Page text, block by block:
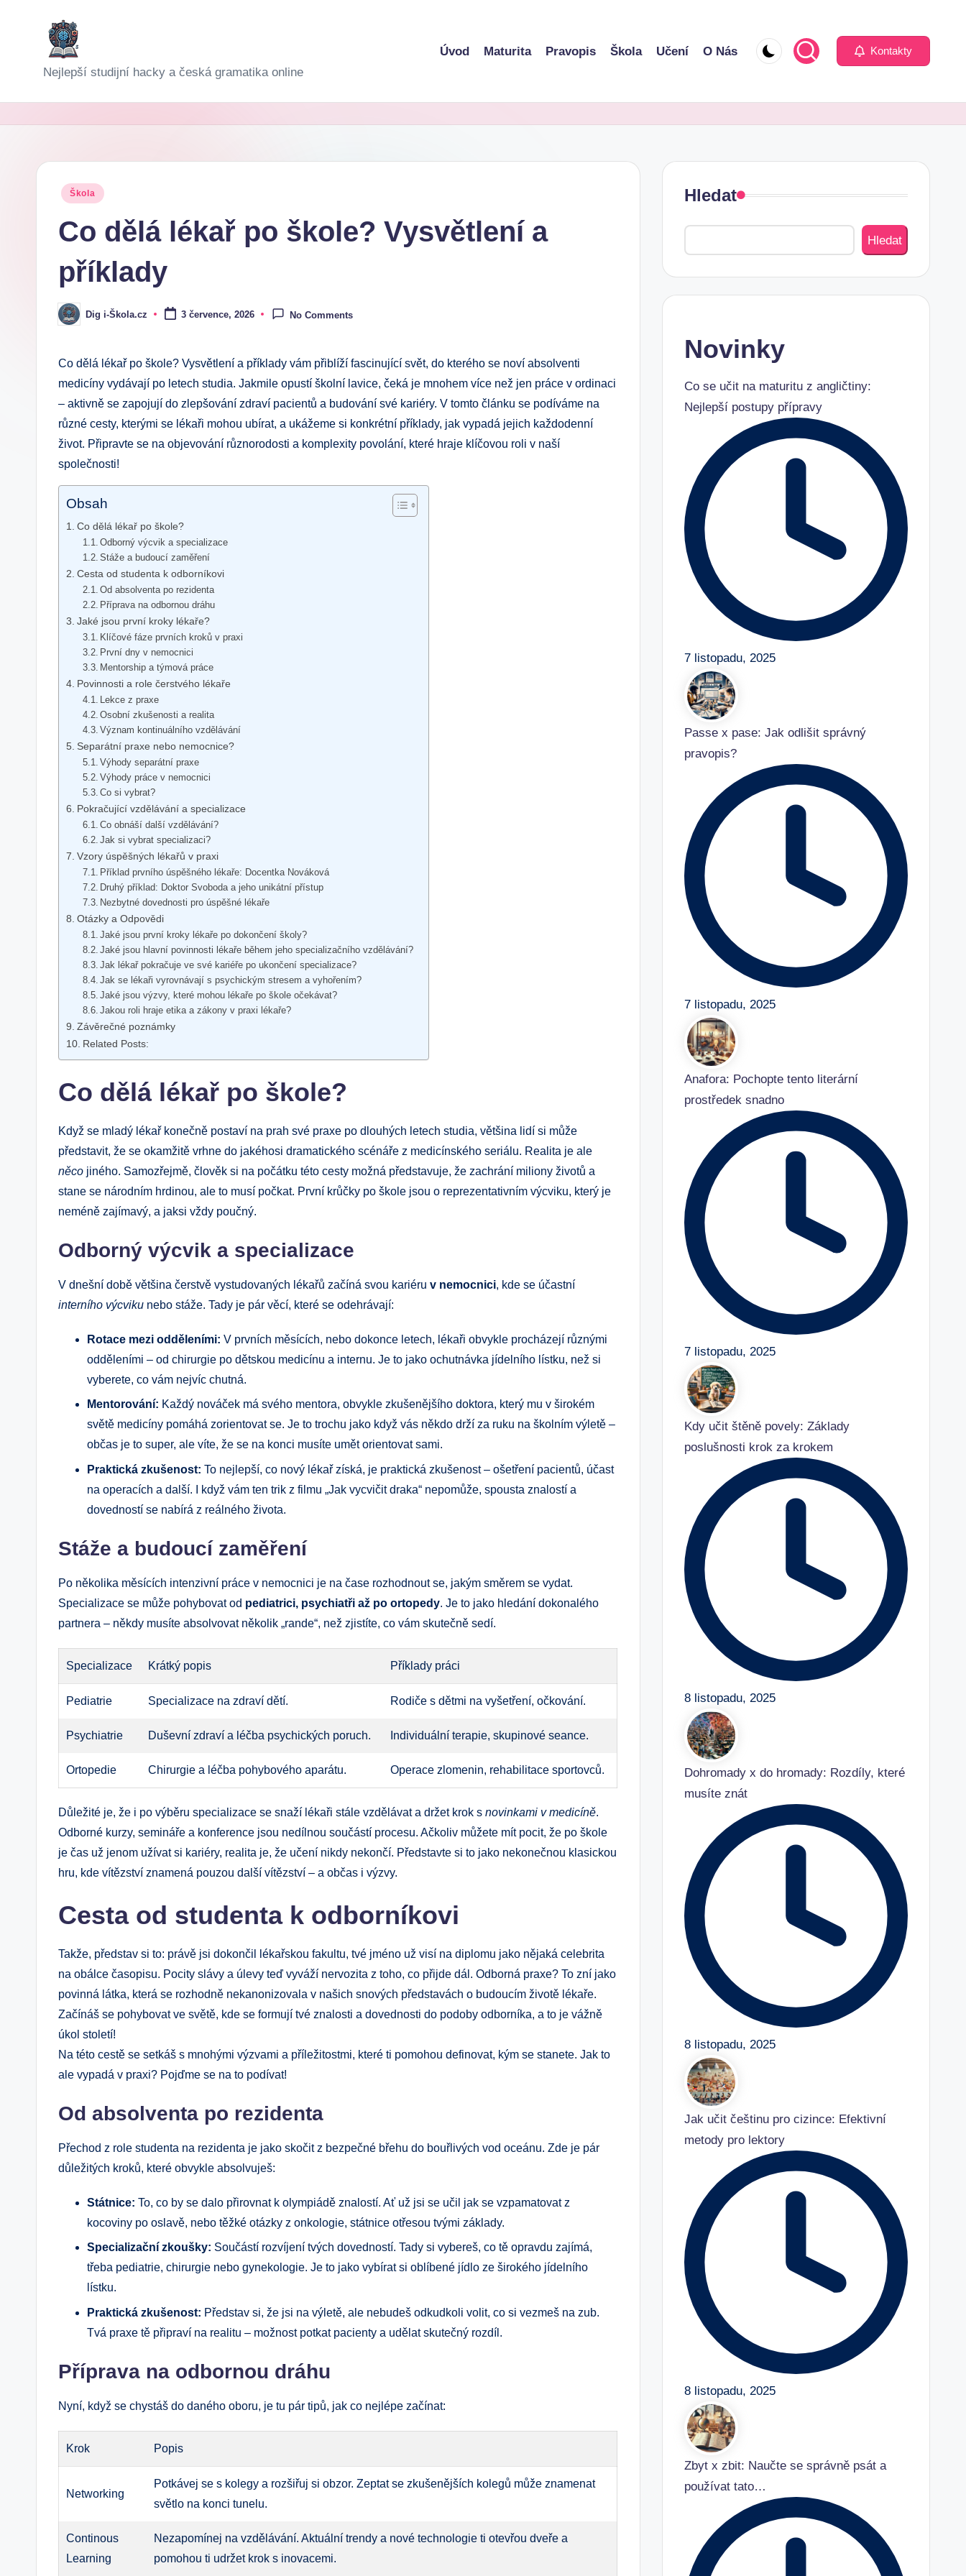
D
i
i-
Nejlepší studijní hacky a česká gramatika online
Úvod Maturita Pravopis Škola Učení O Nás Kontakty
Posted
Škola
Co dělá lékař po škole? Vysvětlení a
příklady
Posted
by
Dig i-Škola.cz 3 července, 2026 No Comments
Co dělá lékař po škole? Vysvětlení a příklady vám přiblíží fascinující svět, do kterého se noví absolventi
medicíny vydávají po letech studia. Jakmile opustí školní lavice, čeká je mnohem více než jen práce v ordinaci
– aktivně se zapojují do zlepšování zdraví pacientů a budování své kariéry. V tomto článku se podíváme na
různé cesty, kterými se lékaři mohou ubírat, a ukážeme si konkrétní příklady, jak vypadá jejich každodenní
život. Připravte se na objevování různorodosti a komplexity povolání, které hraje klíčovou roli v naší
společnosti!
Obsah
Co dělá lékař po škole?
Odborný výcvik a specializace
Stáže a budoucí zaměření
Cesta od studenta k odborníkovi
Od absolventa po rezidenta
Příprava na odbornou dráhu
Jaké jsou první kroky lékaře?
Klíčové fáze prvních kroků v praxi
První dny v nemocnici
Mentorship a týmová práce
Povinnosti a role čerstvého lékaře
Lekce z praxe
Osobní zkušenosti a realita
Význam kontinuálního vzdělávání
Separátní praxe nebo nemocnice?
Výhody separátní praxe
Výhody práce v nemocnici
Co si vybrat?
Pokračující vzdělávání a specializace
Co obnáší další vzdělávání?
Jak si vybrat specializaci?
Vzory úspěšných lékařů v praxi
Příklad prvního úspěšného lékaře: Docentka Nováková
Druhý příklad: Doktor Svoboda a jeho unikátní přístup
Nezbytné dovednosti pro úspěšné lékaře
Otázky a Odpovědi
Jaké jsou první kroky lékaře po dokončení školy?
Jaké jsou hlavní povinnosti lékaře během jeho specializačního vzdělávání?
Jak lékař pokračuje ve své kariéře po ukončení specializace?
Jak se lékaři vyrovnávají s psychickým stresem a vyhořením?
Jaké jsou výzvy, které mohou lékaře po škole očekávat?
Jakou roli hraje etika a zákony v praxi lékaře?
Závěrečné poznámky
Related Posts:
Co dělá lékař po škole?
Když se mladý lékař konečně postaví na prah své praxe po dlouhých letech studia, většina lidí si může
představit, že se okamžitě vrhne do jakéhosi dramatického scénáře z medicínského seriálu. Realita je ale
něco jiného. Samozřejmě, člověk si na počátku této cesty možná představuje, že zachrání miliony životů a
stane se národním hrdinou, ale to musí počkat. První krůčky po škole jsou o reprezentativním výcviku, který je
neméně zajímavý, a jaksi vždy poučný.
Odborný výcvik a specializace
V dnešní době většina čerstvě vystudovaných lékařů začíná svou kariéru v nemocnici, kde se účastní
interního výcviku nebo stáže. Tady je pár věcí, které se odehrávají:
Rotace mezi odděleními: V prvních měsících, nebo dokonce letech, lékaři obvykle procházejí různými
odděleními – od chirurgie po dětskou medicínu a internu. Je to jako ochutnávka jídelního lístku, než si
vyberete, co vám nejvíc chutná.
Mentorování: Každý nováček má svého mentora, obvykle zkušenějšího doktora, který mu v širokém
světě medicíny pomáhá zorientovat se. Je to trochu jako když vás někdo drží za ruku na školním výletě –
občas je to super, ale víte, že se na konci musíte umět orientovat sami.
Praktická zkušenost: To nejlepší, co nový lékař získá, je praktická zkušenost – ošetření pacientů, účast
na operacích a další. I když vám ten trik z filmu „Jak vycvičit draka“ nepomůže, spousta znalostí a
dovedností se nabírá z reálného života.
Stáže a budoucí zaměření
Po několika měsících intenzivní práce v nemocnici je na čase rozhodnout se, jakým směrem se vydat.
Specializace se může pohybovat od pediatrici, psychiatři až po ortopedy. Je to jako hledání dokonalého
partnera – někdy musíte absolvovat několik „rande“, než zjistíte, co vám skutečně sedí.
Specializace Krátký popis Příklady práci
Pediatrie Specializace na zdraví dětí. Rodiče s dětmi na vyšetření, očkování.
Psychiatrie Duševní zdraví a léčba psychických poruch. Individuální terapie, skupinové seance.
Ortopedie Chirurgie a léčba pohybového aparátu. Operace zlomenin, rehabilitace sportovců.
Důležité je, že i po výběru specializace se snaží lékaři stále vzdělávat a držet krok s novinkami v medicíně.
Odborné kurzy, semináře a konference jsou nedílnou součástí procesu. Ačkoliv můžete mít pocit, že po škole
je čas už jenom užívat si kariéry, realita je, že učení nikdy nekončí. Představte si to jako nekonečnou klasickou
hru, kde vítězství znamená pouzou další vítězství – a občas i výzvy.
Cesta od studenta k odborníkovi
Takže, představ si to: právě jsi dokončil lékařskou fakultu, tvé jméno už visí na diplomu jako nějaká celebrita
na obálce časopisu. Pocity slávy a úlevy teď vyváží nervozita z toho, co přijde dál. Odborná praxe? To zní jako
povinná látka, která se rozhodně nekanonizovala v našich snových představách o budoucím životě lékaře.
Začínáš se pohybovat ve světě, kde se formují tvé znalosti a dovednosti do podoby odborníka, a to je vážně
úkol století!
Na této cestě se setkáš s mnohými výzvami a příležitostmi, které ti pomohou definovat, kým se stanete. Jak to
ale vypadá v praxi? Pojďme se na to podívat!
Od absolventa po rezidenta
Přechod z role studenta na rezidenta je jako skočit z bezpečné břehu do bouřlivých vod oceánu. Zde je pár
důležitých kroků, které obvykle absolvuješ:
Státnice: To, co by se dalo přirovnat k olympiádě znalostí. Ať už jsi se učil jak se vzpamatovat z
kocoviny po oslavě, nebo těžké otázky z onkologie, státnice otřesou tvými základy.
Specializační zkoušky: Součástí rozvíjení tvých dovedností. Tady si vybereš, co tě opravdu zajímá,
třeba pediatrie, chirurgie nebo gynekologie. Je to jako vybírat si oblíbené jídlo ze širokého jídelního
lístku.
Praktická zkušenost: Představ si, že jsi na výletě, ale nebudeš odkudkoli volit, co si vezmeš na zub.
Tvá praxe tě připraví na realitu – možnost potkat pacienty a udělat skutečný rozdíl.
Příprava na odbornou dráhu
Nyní, když se chystáš do daného oboru, je tu pár tipů, jak co nejlépe začínat:
Krok Popis
Networking
Potkávej se s kolegy a rozšiřuj si obzor. Zeptat se zkušenějších kolegů může znamenat
světlo na konci tunelu.
Continous
Learning
Nezapomínej na vzdělávání. Aktuální trendy a nové technologie ti otevřou dveře a
pomohou ti udržet krok s inovacemi.
Hledat
Hledat
Novinky
Co se učit na maturitu z angličtiny:
Nejlepší postupy přípravy
7 listopadu, 2025
Passe x pase: Jak odlišit správný
pravopis?
7 listopadu, 2025
Anafora: Pochopte tento literární
prostředek snadno
7 listopadu, 2025
Kdy učit štěně povely: Základy
poslušnosti krok za krokem
8 listopadu, 2025
Dohromady x do hromady: Rozdíly, které
musíte znát
8 listopadu, 2025
Jak učit češtinu pro cizince: Efektivní
metody pro lektory
8 listopadu, 2025
Zbyt x zbit: Naučte se správně psát a
používat tato…